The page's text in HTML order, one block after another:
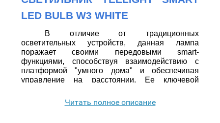
LED BULB W3 WHITE
В отличие от традиционных
осветительных устройств, данная лампа
поражает своими передовыми smart-
функциями, способствуя взаимодействию с
платформой "умного дома" и обеспечивая
управление на расстоянии. Ее ключевой
совместимый с многими светильниками. Лампа
предоставляет уютный теплый свет с
Читать полное описание